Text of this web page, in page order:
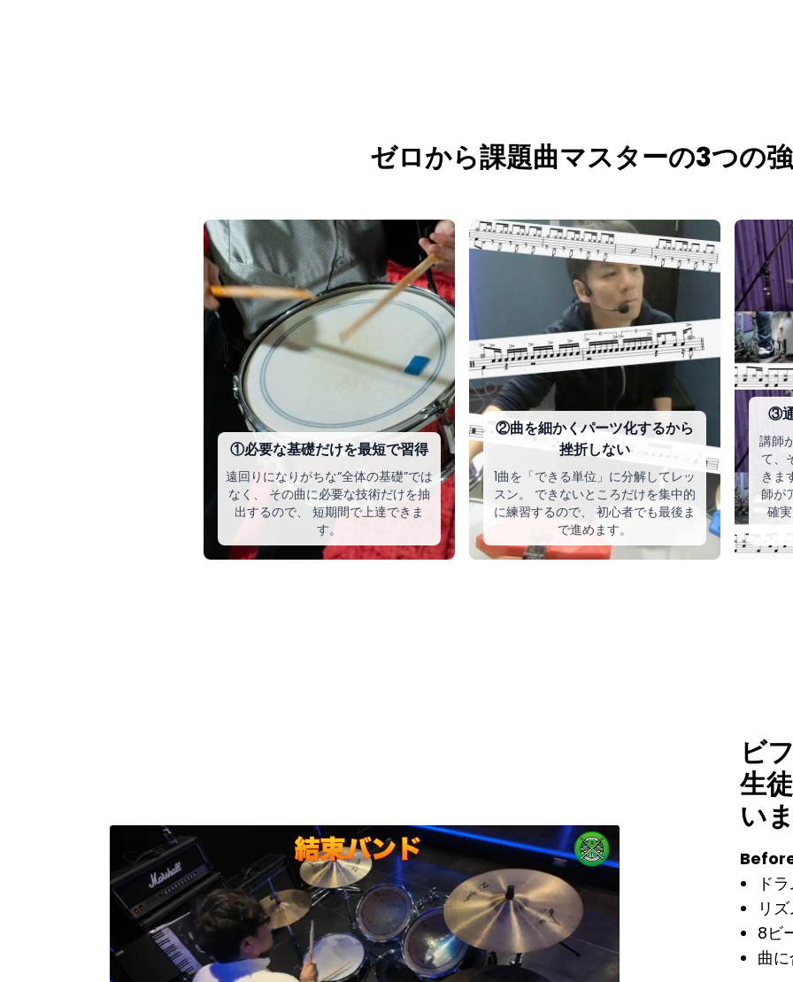
ゼロから課題曲マスターの3つの
①必要な基礎だけを最短で習得
遠回りになりがちな“全体の基礎”では
なく、 その曲に必要な技術だけを抽
出するので、 短期間で上達できま
す。
②曲を細かくパーツ化するから
挫折しない
1曲を「できる単位」に分解してレッ
スン。 できないところだけを集中的
に練習するので、 初心者でも最後ま
で進めます。
③
講師
て、
きま
師が
確
ビ
生
い
ド
リ
8ビ
曲